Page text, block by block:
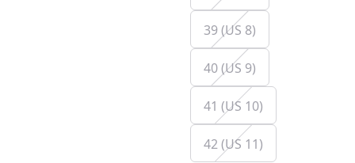
39 (US 8)
40 (US 9)
41 (US 10)
42 (US 11)